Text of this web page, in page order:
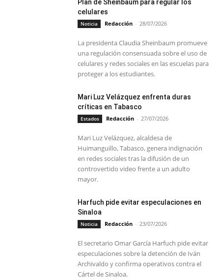
Plan de Sheinbaum para regular los
celulares
Noticia Redacción - 28/07/2026
La presidenta Claudia Sheinbaum promueve
una regulación consensuada sobre el uso de
celulares y redes sociales en las escuelas para
proteger a los estudiantes.
Mari Luz Velázquez enfrenta duras
críticas en Tabasco
Estados Redacción - 27/07/2026
Mari Luz Velázquez, alcaldesa de
Huimanguillo, Tabasco, genera indignación
en redes sociales tras la difusión de un
controvertido video frente a un adulto
mayor.
Harfuch pide evitar especulaciones en
Sinaloa
Noticia Redacción - 23/07/2026
El secretario Omar García Harfuch pide evitar
especulaciones sobre la detención de Iván
Archivaldo y confirma operativos contra el
Cártel de Sinaloa.